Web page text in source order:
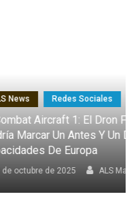
Con IA Que
En Las